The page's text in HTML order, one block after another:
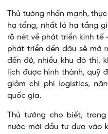
Thủ tướng nhấn mạnh,
hạ tầng, nhất là hạ tầng
rõ nét về phát triển kinh
phát triển đến đâu sẽ mở
đến đó, nhiều khu đô thị,
lịch được hình thành, quỹ
giảm chi phí logistics,
quốc gia.
Thủ tướng cho biết,
nước mới đầu tư đưa vào